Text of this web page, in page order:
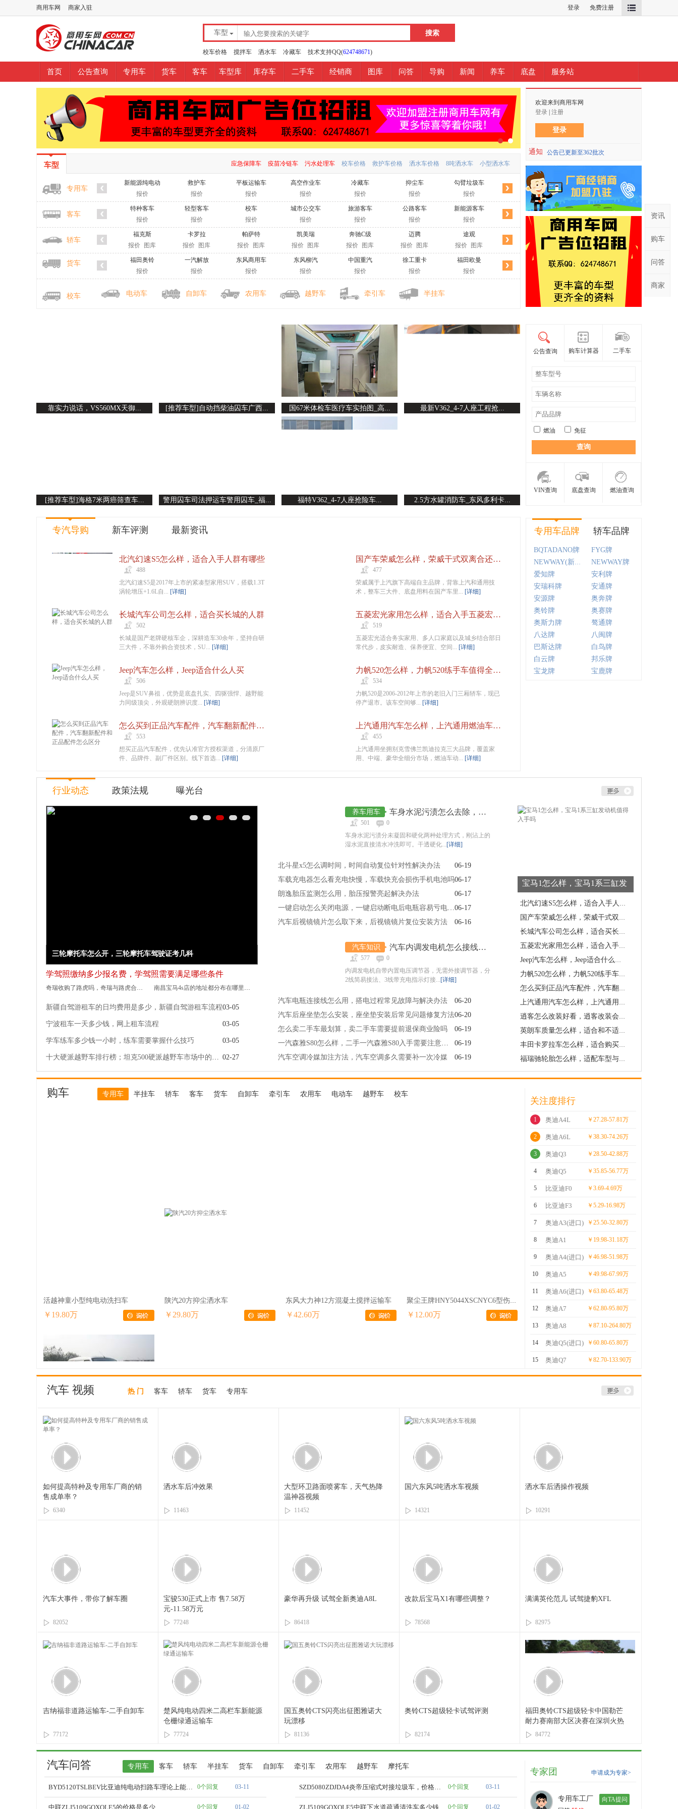
商用车网 商家入驻 登录 免费注册
车型
图片
底盘
二手车
文库
校车价格 搅拌车 洒水车 冷藏车 技术支持QQ(624748671)
首页 公告查询 专用车 货车 客车 车型库 库存车 二手车 经销商 图库 问答 导购 新闻 养车 底盘 服务站
车型 应急保障车 疫苗冷链车 污水处理车 校车价格 救护车价格 洒水车价格 8吨洒水车 小型洒水车
专用车
新能源纯电动
报价
救护车
报价
平板运输车
报价
高空作业车
报价
冷藏车
报价
抑尘车
报价
勾臂垃圾车
报价
挂桶垃圾车
报价
洗扫车
报价
洒水车
报价
客车
特种客车
报价
轻型客车
报价
校车
报价
城市公交车
报价
旅游客车
报价
公路客车
报价
新能源客车
报价
乘用车
报价
轿车
福克斯
报价
图库
卡罗拉
报价
图库
帕萨特
报价
图库
凯美瑞
报价
图库
奔驰C级
报价
图库
迈腾
报价
图库
途观
报价
图库
奥迪A4L
报价
图库
速腾
报价
图库
普拉多
报价
图库
货车
福田奥铃
报价
一汽解放
报价
东风商用车
报价
东风柳汽
报价
中国重汽
报价
徐工重卡
报价
福田欧曼
报价
长安商用
一拖重卡
一汽凌源
报价
校车 电动车 自卸车 农用车 越野车 牵引车 半挂车
欢迎来到商用车网
登录 注册
登录
通知 公告已更新至362批次
靠实力说话，VS560MX天御... [推荐车型]自动挡柴油囚车广西... 国67米体检车医疗车实拍图_高... 最新V362_4-7人座工程抢...
[推荐车型]海格7米两癌筛查车... 警用囚车司法押运车警用囚车_福... 福特V362_4-7人座抢险车... 2.5方水罐消防车_东风多利卡...
公告查询 购车计算器 二手车
燃油 免征
查询
VIN查询 底盘查询 燃油查询
专汽导购 新车评测 最新资讯
北汽幻速S5怎么样，适合入手人群有哪些
488
北汽幻速S5是2017年上市的紧凑型家用SUV，搭载1.3T
涡轮增压+1.6L自... [详细]
国产车荣威怎么样，荣威干式双离合还能买二手吗
477
荣威属于上汽旗下高端自主品牌，背靠上汽和通用技
术，整车三大件、底盘用料在国产车里... [详细]
长城汽车公司怎么样，适合买长城的人群
502
长城是国产老牌硬核车企，深耕造车30余年，坚持自研
三大件，不靠外购合资技术，SU... [详细]
五菱宏光家用怎么样，适合入手五菱宏光人群有哪些
519
五菱宏光适合务实家用、多人口家庭以及城乡结合部日
常代步，皮实耐造、保养便宜、空间... [详细]
Jeep汽车怎么样，Jeep适合什么人买
506
Jeep是SUV鼻祖，优势是底盘扎实、四驱强悍、越野能
力同级顶尖，外观硬朗辨识度... [详细]
力帆520怎么样，力帆520练手车值得全款入手吗
534
力帆520是2006-2012年上市的老旧入门三厢轿车，现已
停产退市。该车空间够... [详细]
怎么买到正品汽车配件，汽车翻新配件和正品配件怎么区分
553
想买正品汽车配件，优先认准官方授权渠道，分清原厂
件、品牌件、副厂件区别。线下首选... [详细]
上汽通用汽车怎么样，上汽通用燃油车还值得入手吗
455
上汽通用坐拥别克雪佛兰凯迪拉克三大品牌，覆盖家
用、中端、豪华全细分市场，燃油车动... [详细]
专用车品牌 轿车品牌
BQTADANO牌 FYG牌
NEWWAY(新路)牌
NEWWAY牌
爱知牌
安利牌
安瑞科牌
安通牌
安源牌
奥奔牌
奥铃牌
奥赛牌
奥斯力牌
骜通牌
八达牌
八闽牌
巴斯达牌
白鸟牌
白云牌
邦乐牌
宝龙牌
宝鹿牌
行业动态 政策法规 曝光台
三轮摩托车怎么开，三轮摩托车驾驶证考几科
学驾照缴纳多少报名费，学驾照需要满足哪些条件
奇瑞收购了路虎吗，奇瑞与路虎合作的车型 南昌宝马4s店的地址都分布在哪里，宝马4s店的服务范围有哪些
新疆自驾游租车的日均费用是多少，新疆自驾游租车流程03-05
宁波租车一天多少钱，网上租车流程 03-05
学车练车多少钱一小时，练车需要掌握什么技巧 03-05
十大硬派越野车排行榜；坦克500硬派越野车市场中的佼佼者 02-27
养车用车 车身水泥污渍怎么去除，清理后漆面发白发印补救办法
501
0
车身水泥污渍分未凝固和硬化两种处理方式，刚沾上的
湿水泥直接清水冲洗即可。干透硬化...[详细]
北斗星x5怎么调时间，时间自动复位针对性解决办法
06-19
车载充电器怎么看充电快慢，车载快充会损伤手机电池吗06-17
朗逸胎压监测怎么用，胎压报警亮起解决办法
06-17
一键启动怎么关闭电源，一键启动断电后电瓶容易亏电怎么办06-17
汽车后视镜镜片怎么取下来，后视镜镜片复位安装方法
06-16
汽车知识 汽车内调发电机怎么接线，接线严禁禁忌有哪些
577
0
内调发电机自带内置电压调节器，无需外接调节器，分
2线简易接法、3线带充电指示灯接...[详细]
汽车电瓶连接线怎么用，搭电过程常见故障与解决办法
06-20
汽车后座坐垫怎么安装，座坐垫安装后常见问题修复方法06-20
怎么卖二手车最划算，卖二手车需要提前退保商业险吗
06-19
一汽森雅S80怎么样，二手一汽森雅S80入手需要注意什么
06-19
汽车空调冷媒加注方法，汽车空调多久需要补一次冷媒
06-19
宝马1怎么样，宝马1系三缸发
动机值得入手吗
北汽幻速S5怎么样，适合入手人群有哪些
国产车荣威怎么样，荣威干式双离合还能买二手吗
长城汽车公司怎么样，适合买长城的人群
五菱宏光家用怎么样，适合入手五菱宏光人群有哪些
Jeep汽车怎么样，Jeep适合什么人买
力帆520怎么样，力帆520练手车值得全款入手吗
怎么买到正品汽车配件，汽车翻新配件和正品配件怎么区分
上汽通用汽车怎么样，上汽通用燃油车还值得入手吗
逍客怎么改装好看，逍客改装会影响二手车保值率吗
英朗车质量怎么样，适合和不适合购买人群有哪些
丰田卡罗拉车怎么样，适合购买人群有哪些
福瑞驰轮胎怎么样，适配车型与换胎建议
购车 专用车 半挂车 轿车 客车 货车 自卸车 牵引车 农用车 电动车 越野车 校车
￥29.80万
￥7.98万
关注度排行
1 奥迪A4L ￥27.28-57.81万
2 奥迪A6L ￥38.30-74.26万
3 奥迪Q3 ￥28.50-42.88万
4 奥迪Q5 ￥35.85-56.77万
5 比亚迪F0 ￥3.69-4.69万
6 比亚迪F3 ￥5.29-16.98万
7 奥迪A3(进口) ￥25.50-32.80万
8 奥迪A1 ￥19.98-31.18万
9 奥迪A4(进口) ￥46.98-51.98万
10 奥迪A5 ￥49.98-67.99万
11 奥迪A6(进口) ￥63.80-65.48万
12 奥迪A7 ￥62.80-95.80万
13 奥迪A8 ￥87.10-264.80万
14 奥迪Q5(进口) ￥60.80-65.80万
15 奥迪Q7 ￥82.70-133.90万
汽车 视频 热 门 客车 轿车 货车 专用车
如何提高特种及专用车厂商的销
售成单率？
6340
洒水车后冲效果
11463
大型环卫路面喷雾车，天气热降
温神器视频
11452
国六东风5吨洒水车视频
14321
洒水车后洒操作视频
10291
汽车大事件，带你了解车圈
82052
宝骏530正式上市 售7.58万
元-11.58万元
77248
豪华再升级 试驾全新奥迪A8L
86418
改款后宝马X1有哪些调整？
78568
满满英伦范儿 试驾捷豹XFL
82975
吉纳福非道路运输车-二手自卸车
77172
楚风纯电动四米二高栏车新能源
仓栅绿通运输车
77724
国五奥铃CTS闪亮出征图雅诺大
玩漂移
81136
奥铃CTS超级轻卡试驾评测
82174
福田奥铃CTS超级轻卡中国勒芒
耐力赛南部大区决赛在深圳火热
开赛84772
汽车问答 专用车 客车 轿车 半挂车 货车 自卸车 牵引车 农用车 越野车 摩托车
BYD5120TSLBEV比亚迪纯电动扫路车理论上能行驶多少公里？ 0个回复 03-11 SZD5080ZDJDA4炎帝压缩式对接垃圾车，价格跨度那么大，有啥关键的区别吗？ 0个回复 03-11
中联ZLJ5109GQXQLE5的价格是多少 0个回复 01-02 0个回复 01-02
专家团 申请成为专家>
专用车工厂
向TA提问
资讯
购车
问答
商家